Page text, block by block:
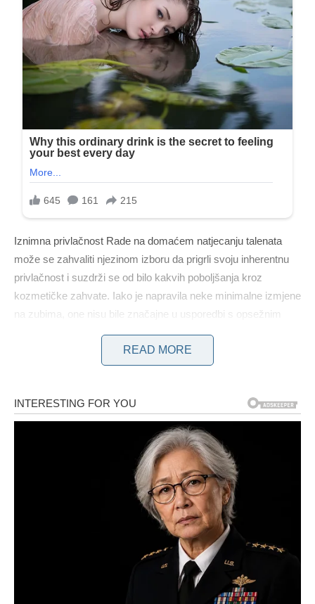
Iznimna privlačnost Rade na domaćem natjecanju talenata
može se zahvaliti njezinom izboru da prigrli svoju inherentnu
privlačnost i suzdrži se od bilo kakvih poboljšanja kroz
kozmetičke zahvate. Iako je napravila neke minimalne izmjene
na zubima, one nisu bile značajne u usporedbi s opsežnim
ortodontskim tretmanom koji je primila s aparatićem. Opći
konsenzus u javnosti je da je Rada dosljedno zadržala
prizeman stav, što je i izrazila kroz razne opaske. “Moram
READ MORE